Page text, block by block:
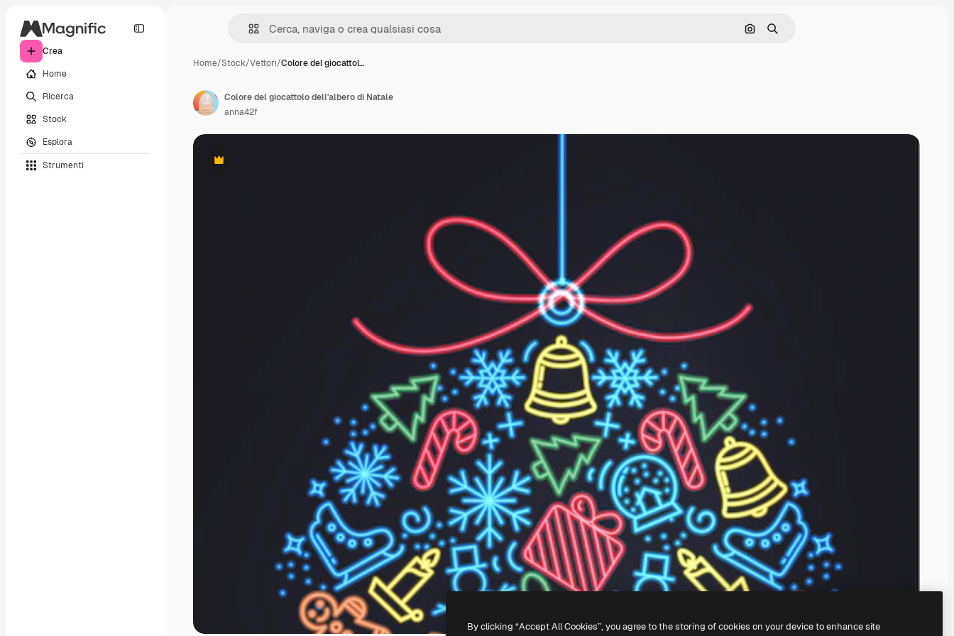
Crea
Home
Ricerca
Stock
Esplora
Strumenti
Cerca per immagine
Ricerca
Home/Stock/Vettori/Colore del giocattol…
Premium
Colore del giocattolo dell'albero di Natale
anna42f
By clicking “Accept All Cookies”, you agree to the storing of cookies on your device to enhance site